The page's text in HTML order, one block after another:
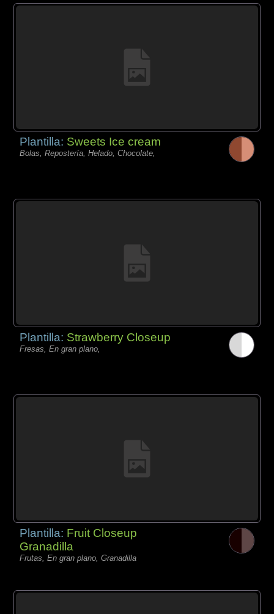
Plantilla: Sweets Ice cream
Bolas, Repostería, Helado, Chocolate,
Plantilla: Strawberry Closeup
Fresas, En gran plano,
Plantilla: Fruit Closeup
Granadilla
Frutas, En gran plano, Granadilla